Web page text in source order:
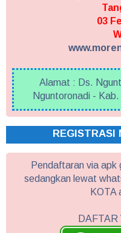
03
Alamat : Ds.
Nguntoronadi -
REGISTRASI
Pendaftaran via apk
sedangkan lewat
KOTA
DAFTAR